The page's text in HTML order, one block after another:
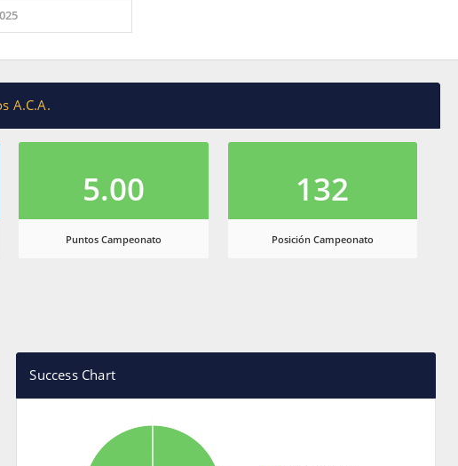
A.C.A.
5.00
Puntos Campeonato
132
Posición Campeonato
Success Chart